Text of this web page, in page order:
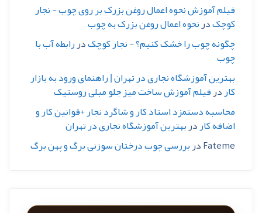
فیلم آموزش نحوه اعمال روغن بزرک بر روی چوب - نجار
کوچکدرنحوه اعمال روغن بزرک به چوب
چگونه چوب را خشک کنیم؟ - نجار کوچکدررابطه آب با
چوب
بهترین آموزشگاه نجاری در تهران | راهنمای ورود به بازار
کاردرفیلم آموزش ساخت میز جلو مبلی روستیک
محاسبه دستمزد استاد کار و شاگرد نجار +قوانین کار و
اضافه کاردربهترین آموزشگاه نجاری در تهران
Fatemeدربررسی چوب درختان سوزنی برگ و پهن برگ